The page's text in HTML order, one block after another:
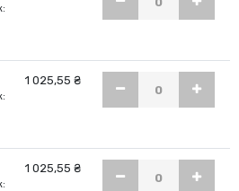
1 025,55 ₴
1 025,55 ₴